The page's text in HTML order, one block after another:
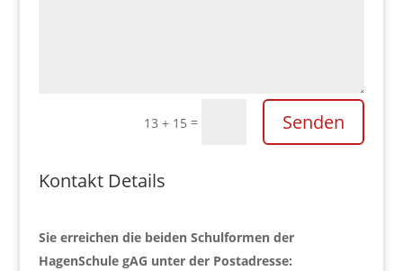
13 + 15 = Senden
Kontakt Details
Sie erreichen die beiden Schulformen der
HagenSchule gAG unter der Postadresse: